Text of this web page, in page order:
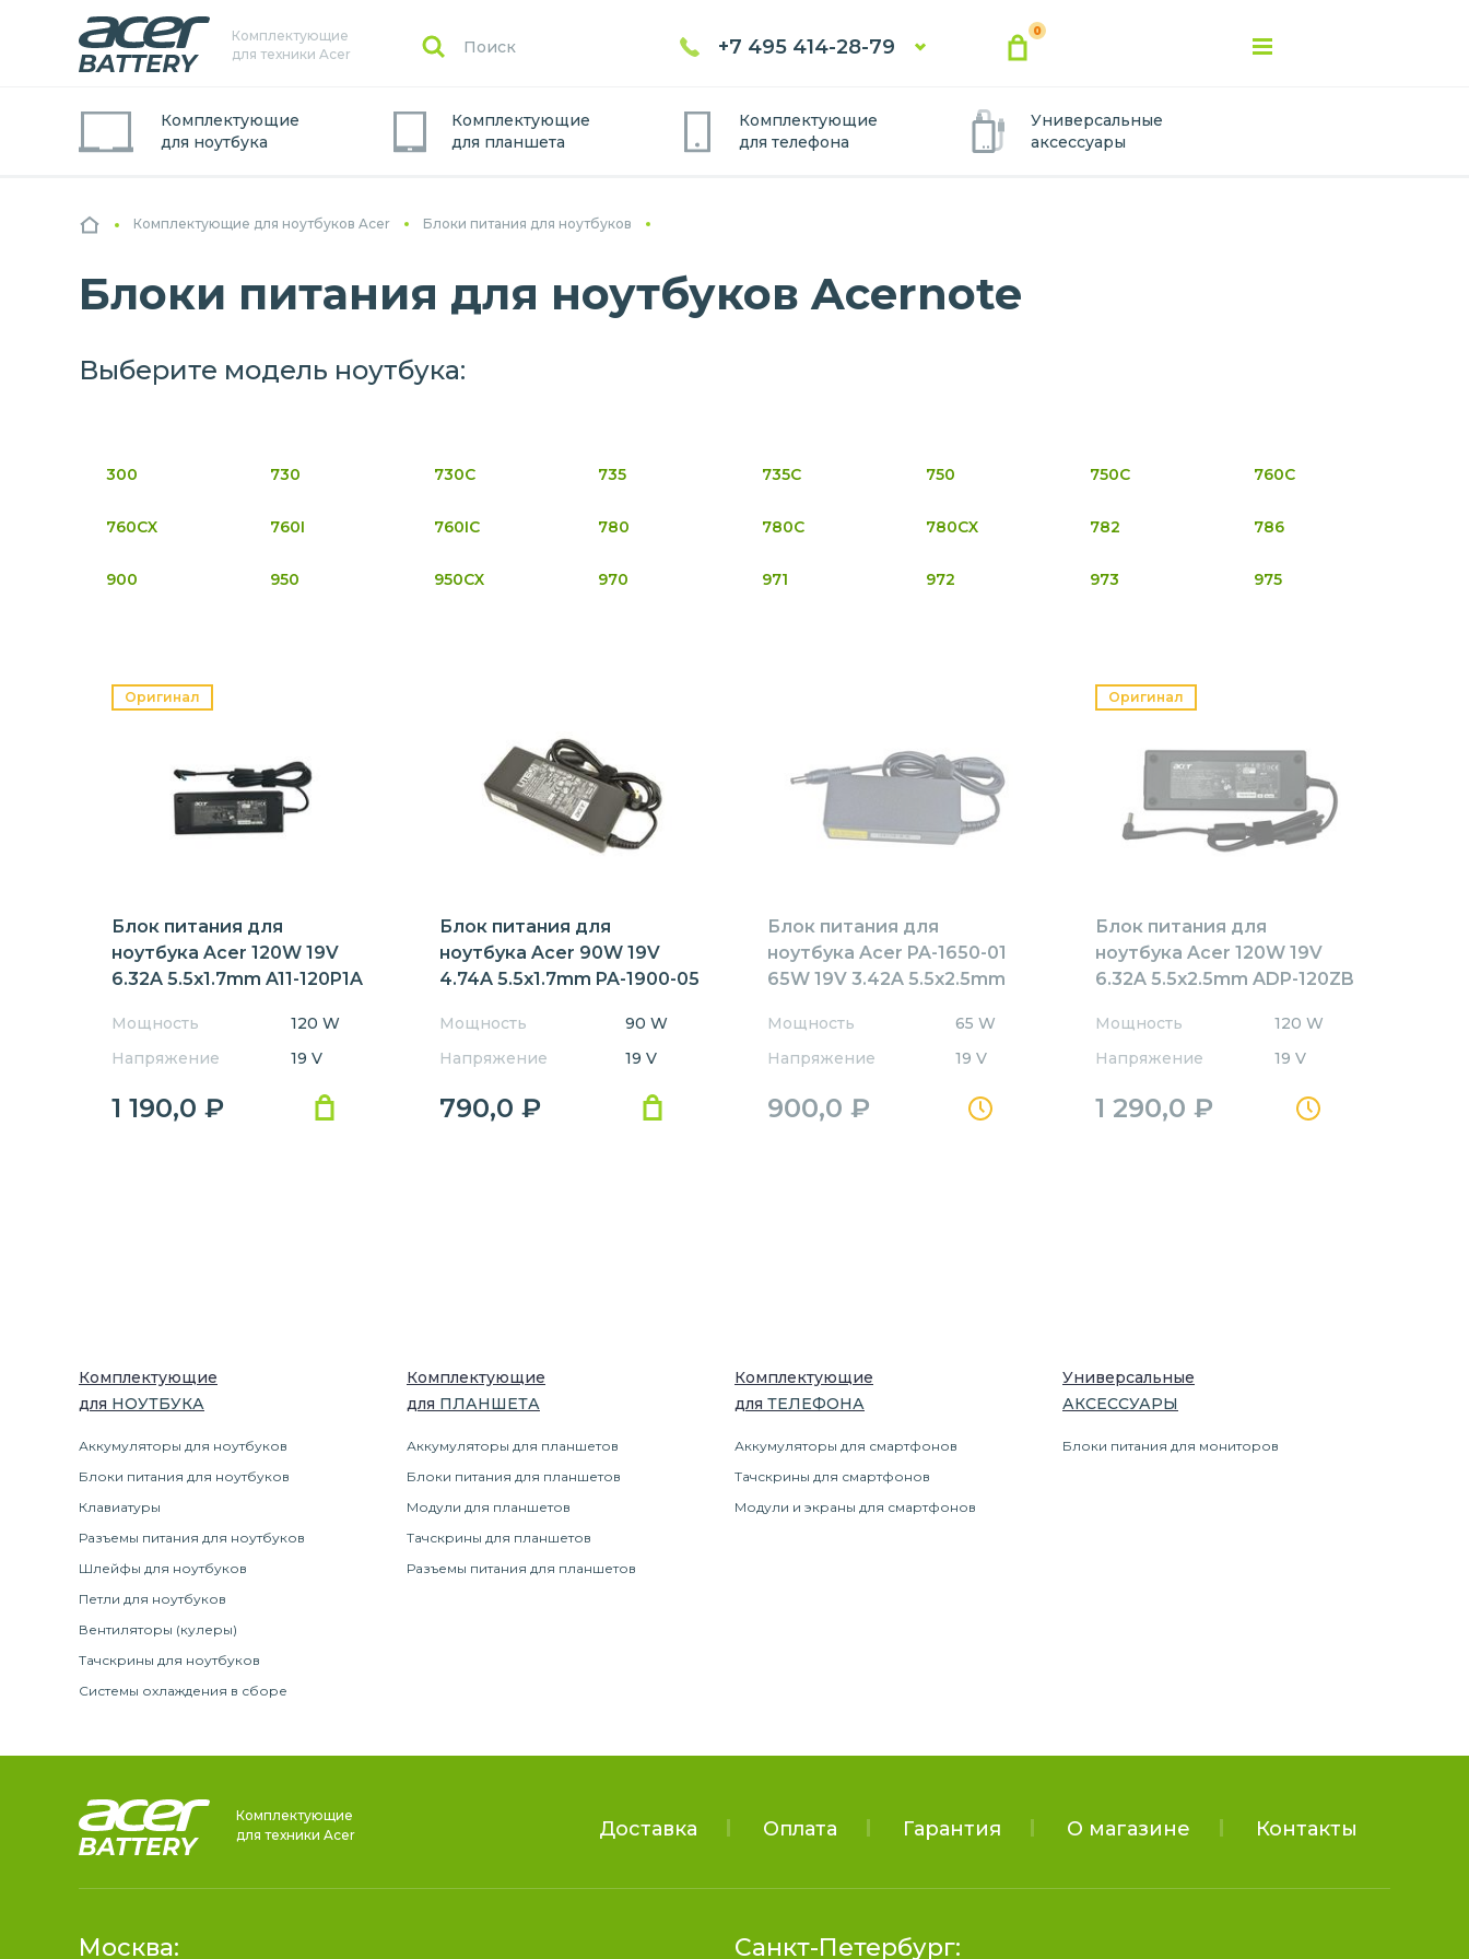
Комплектующие
для техники Acer
+7 495 414-28-79
0
Комплектующие
для ноутбука
Комплектующие
для планшета
Комплектующие
для телефона
Универсальные
аксессуары
Комплектующие для ноутбуков Acer Блоки питания для ноутбуков
Блоки питания для ноутбуков Acernote
Выберите модель ноутбука:
300 730 730C 735 735C 750 750C 760C
760CX 760I 760IC 780 780C 780CX 782 786
900 950 950CX 970 971 972 973 975
Оригинал
Блок питания для
ноутбука Acer 120W 19V
6.32A 5.5x1.7mm A11-120P1A
Мощность
120 W
Напряжение
19 V
1 190,0 ₽
Блок питания для
ноутбука Acer 90W 19V
4.74A 5.5x1.7mm PA-1900-05
Мощность
90 W
Напряжение
19 V
790,0 ₽
Блок питания для
ноутбука Acer PA-1650-01
65W 19V 3.42A 5.5x2.5mm
Мощность
65 W
Напряжение
19 V
900,0 ₽
Оригинал
Блок питания для
ноутбука Acer 120W 19V
6.32A 5.5x2.5mm ADP-120ZB
Мощность
120 W
Напряжение
19 V
1 290,0 ₽
Комплектующие
для НОУТБУКА
Аккумуляторы для ноутбуков
Блоки питания для ноутбуков
Клавиатуры
Разъемы питания для ноутбуков
Шлейфы для ноутбуков
Петли для ноутбуков
Вентиляторы (кулеры)
Тачскрины для ноутбуков
Системы охлаждения в сборе
Комплектующие
для ПЛАНШЕТА
Аккумуляторы для планшетов
Блоки питания для планшетов
Модули для планшетов
Тачскрины для планшетов
Разъемы питания для планшетов
Комплектующие
для ТЕЛЕФОНА
Аккумуляторы для смартфонов
Тачскрины для смартфонов
Модули и экраны для смартфонов
Универсальные
АКСЕССУАРЫ
Блоки питания для мониторов
Комплектующие
для техники Acer
Доставка Оплата Гарантия О магазине Контакты
Москва: Санкт-Петербург: